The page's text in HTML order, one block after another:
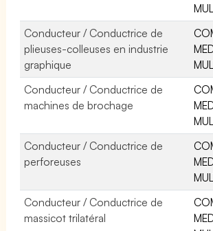
Conducteur / Conductrice de
plieuses-colleuses en industrie
graphique
Conducteur / Conductrice de
machines de brochage
Conducteur / Conductrice de
perforeuses
Conducteur / Conductrice de
massicot trilatéral